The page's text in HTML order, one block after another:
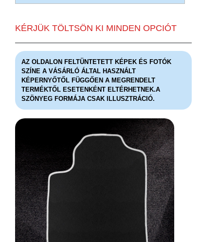
KÉRJÜK TÖLTSÖN KI MINDEN OPCIÓT
AZ OLDALON FELTÜNTETETT KÉPEK ÉS FOTÓK
SZÍNE A VÁSÁRLÓ ÁLTAL HASZNÁLT
KÉPERNYŐTŐL FÜGGŐEN A MEGRENDELT
TERMÉKTŐL ESETENKÉNT ELTÉRHETNEK.A
SZÖNYEG FORMÁJA CSAK ILLUSZTRÁCIÓ.